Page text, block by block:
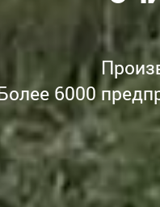
6000